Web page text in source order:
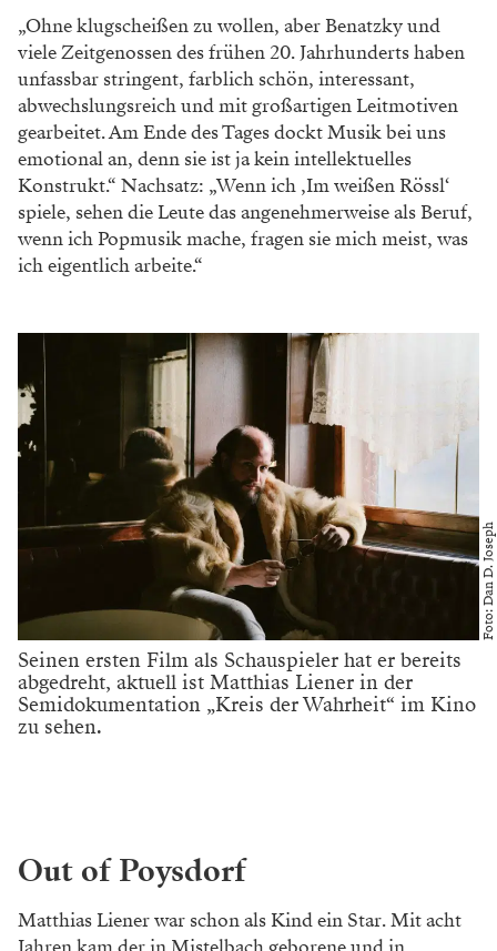
„Ohne klugscheißen zu wollen, aber Benatzky und
viele Zeitgenossen des frühen 20. Jahrhunderts haben
unfassbar stringent, farblich schön, interessant,
abwechslungsreich und mit großartigen Leitmotiven
gearbeitet. Am Ende des Tages dockt Musik bei uns
emotional an, denn sie ist ja kein intellektuelles
Konstrukt.“ Nachsatz: „Wenn ich ‚Im weißen Rössl‘
spiele, sehen die Leute das angenehmerweise als Beruf,
wenn ich Popmusik mache, fragen sie mich meist, was
ich eigentlich arbeite.“
Foto: Dan D. Joseph
Seinen ersten Film als Schauspieler hat er bereits
abgedreht, aktuell ist Matthias Liener in der
Semidokumentation „Kreis der Wahrheit“ im Kino
zu sehen.
Out of Poysdorf
Matthias Liener war schon als Kind ein Star. Mit acht